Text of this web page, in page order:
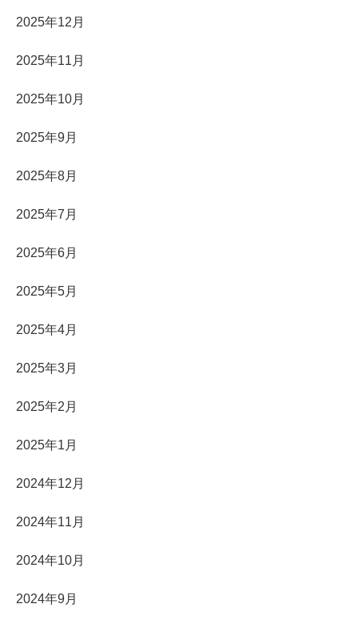
2025年12月
2025年11月
2025年10月
2025年9月
2025年8月
2025年7月
2025年6月
2025年5月
2025年4月
2025年3月
2025年2月
2025年1月
2024年12月
2024年11月
2024年10月
2024年9月